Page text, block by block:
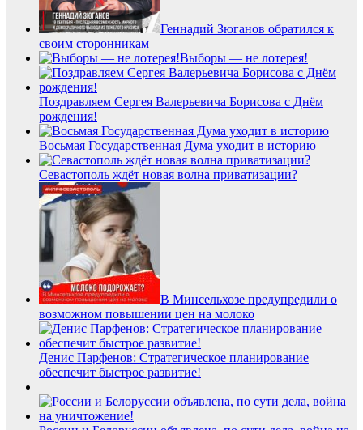
Геннадий Зюганов обратился к
своим сторонникам
Выборы — не лотерея!
Поздравляем Сергея Валерьевича Борисова с Днём
рождения!
Восьмая Государственная Дума уходит в историю
Севастополь ждёт новая волна приватизации?
В Минсельхозе предупредили о
возможном повышении цен на молоко
Денис Парфенов: Стратегическое планирование
обеспечит быстрое развитие!